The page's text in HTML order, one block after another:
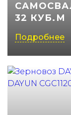
32 КУБ.М
Подробнее